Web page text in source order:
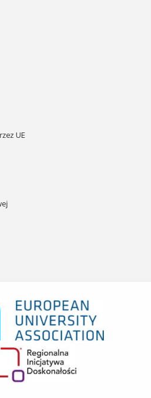
UE